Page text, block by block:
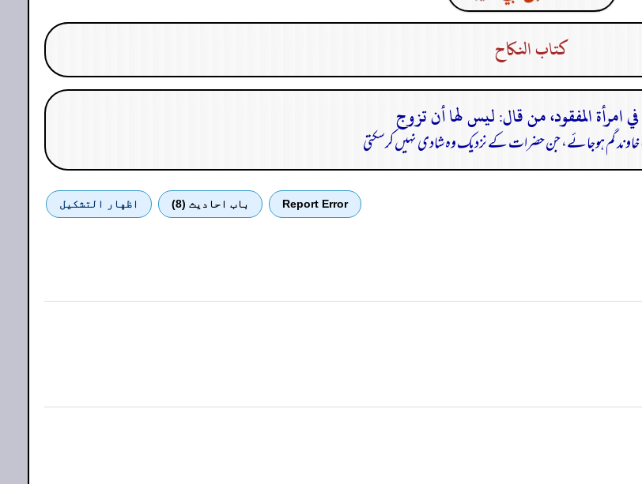
كتاب النكاح
گم ہوجائے، جن حضرات کے نزدیک وہ شادی نہیں کرسکتی
Report Error باب احادیث (8) اظهار التشكيل